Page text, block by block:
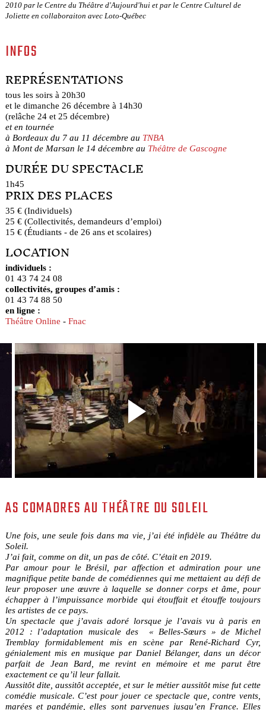
2010 par le Centre du Théâtre d'Aujourd'hui et par le Centre Culturel de
Joliette en collaboraiton avec Loto-Québec
INFOS
REPRÉSENTATIONS
tous les soirs à 20h30
et le dimanche 26 décembre à 14h30
(relâche 24 et 25 décembre)
et en tournée
à Bordeaux du 7 au 11 décembre au TNBA
à Mont de Marsan le 14 décembre au Théâtre de Gascogne
DURÉE DU SPECTACLE
1h45
PRIX DES PLACES
35 € (Individuels)
25 € (Collectivités, demandeurs d’emploi)
15 € (Étudiants - de 26 ans et scolaires)
LOCATION
individuels :
01 43 74 24 08
collectivités, groupes d’amis :
01 43 74 88 50
en ligne :
Théâtre Online - Fnac
AS COMADRES AU THÉÂTRE DU SOLEIL
Une fois, une seule fois dans ma vie, j’ai été infidèle au Théâtre du
Soleil.
J’ai fait, comme on dit, un pas de côté. C’était en 2019.
Par amour pour le Brésil, par affection et admiration pour une
magnifique petite bande de comédiennes qui me mettaient au défi de
leur proposer une œuvre à laquelle se donner corps et âme, pour
échapper à l’impuissance morbide qui étouffait et étouffe toujours
les artistes de ce pays.
Un spectacle que j’avais adoré lorsque je l’avais vu à paris en
2012 : l’adaptation musicale des « Belles-Sœurs » de Michel
Tremblay formidablement mis en scène par René-Richard Cyr,
génialement mis en musique par Daniel Bélanger, dans un décor
parfait de Jean Bard, me revint en mémoire et me parut être
exactement ce qu’il leur fallait.
Aussitôt dite, aussitôt acceptée, et sur le métier aussitôt mise fut cette
comédie musicale. C’est pour jouer ce spectacle que, contre vents,
marées et pandémie, elles sont parvenues jusqu’en France. Elles